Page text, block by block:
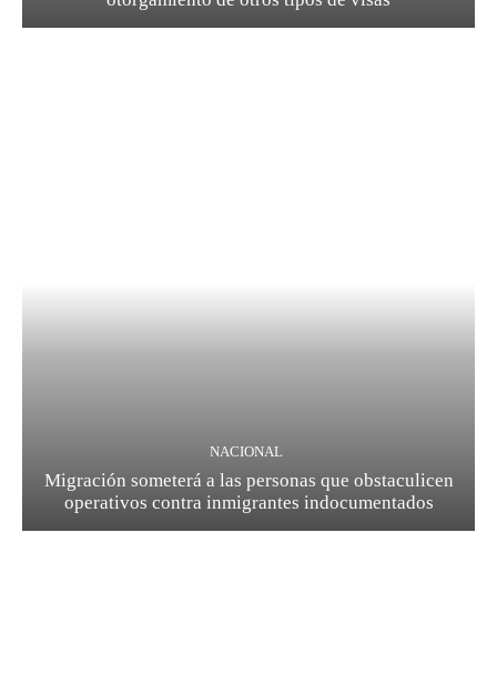
NACIONAL
Migración someterá a las personas que obstaculicen
operativos contra inmigrantes indocumentados